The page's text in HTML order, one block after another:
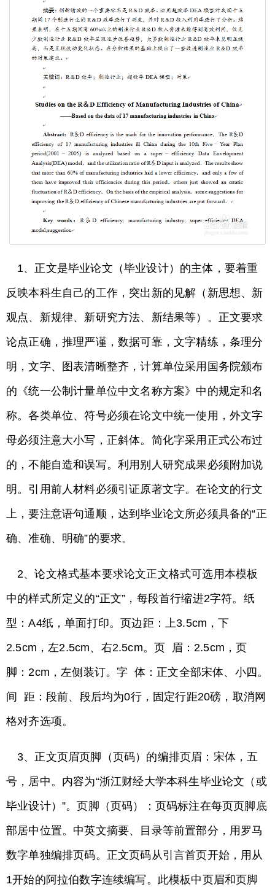
1、正文是毕业论文（毕业设计）的主体，要着重
反映本科生自己的工作，突出新的见解（新思想、新
观点、新规律、新研究方法、新结果等）。正文要求
论点正确，推理严谨，数据可靠，文字精练，条理分
明，文字、图表清晰整齐，计算单位采用国务院颁布
的《统一公制计量单位中文名称方案》中的规定和名
称。各类单位、符号必须在论文中统一使用，外文字
母必须注意大小写，正斜体。简化字采用正式公布过
的，不能自造和误写。利用别人研究成果必须附加说
明。引用前人材料必须引证原著文字。在论文的行文
上，要注意语句通顺，达到毕业论文所必须具备的“正
确、准确、明确”的要求。
2、论文格式基本要求论文正文格式可选用本模板
中的样式所定义的“正文”，每段首行缩进2字符。纸
型：A4纸，单面打印。页边距：上3.5cm，下
2.5cm，左2.5cm、右2.5cm。页 眉：2.5cm，页
脚：2cm，左侧装订。字 体：正文全部宋体、小四。
间 距：段前、段后均为0行，固定行距20磅，取消网
格对齐选项。
3、正文页眉页脚（页码）的编排页眉：宋体，五
号，居中。内容为“浙江财经大学本科生毕业论文（或
毕业设计）”。页脚（页码）：页码标注在每页页脚底
部居中位置。中英文摘要、目录等前置部分，用罗马
数字单独编排页码。正文页码从引言首页开始，用从
1开始的阿拉伯数字连续编写。此模板中页眉和页脚